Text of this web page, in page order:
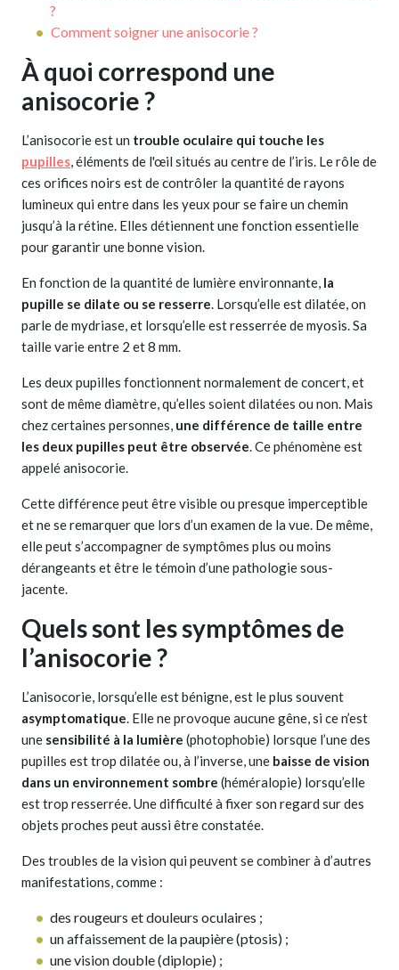
?
Comment soigner une anisocorie ?
À quoi correspond une
anisocorie ?
L’anisocorie est un trouble oculaire qui touche les
pupilles, éléments de l'œil situés au centre de l’iris. Le rôle de
ces orifices noirs est de contrôler la quantité de rayons
lumineux qui entre dans les yeux pour se faire un chemin
jusqu’à la rétine. Elles détiennent une fonction essentielle
pour garantir une bonne vision.
En fonction de la quantité de lumière environnante, la
pupille se dilate ou se resserre. Lorsqu’elle est dilatée, on
parle de mydriase, et lorsqu’elle est resserrée de myosis. Sa
taille varie entre 2 et 8 mm.
Les deux pupilles fonctionnent normalement de concert, et
sont de même diamètre, qu’elles soient dilatées ou non. Mais
chez certaines personnes, une différence de taille entre
les deux pupilles peut être observée. Ce phénomène est
appelé anisocorie.
Cette différence peut être visible ou presque imperceptible
et ne se remarquer que lors d’un examen de la vue. De même,
elle peut s’accompagner de symptômes plus ou moins
dérangeants et être le témoin d’une pathologie sous-
jacente.
Quels sont les symptômes de
l’anisocorie ?
L’anisocorie, lorsqu’elle est bénigne, est le plus souvent
asymptomatique. Elle ne provoque aucune gêne, si ce n’est
une sensibilité à la lumière (photophobie) lorsque l’une des
pupilles est trop dilatée ou, à l’inverse, une baisse de vision
dans un environnement sombre (héméralopie) lorsqu’elle
est trop resserrée. Une difficulté à fixer son regard sur des
objets proches peut aussi être constatée.
Des troubles de la vision qui peuvent se combiner à d’autres
manifestations, comme :
des rougeurs et douleurs oculaires ;
un affaissement de la paupière (ptosis) ;
une vision double (diplopie) ;